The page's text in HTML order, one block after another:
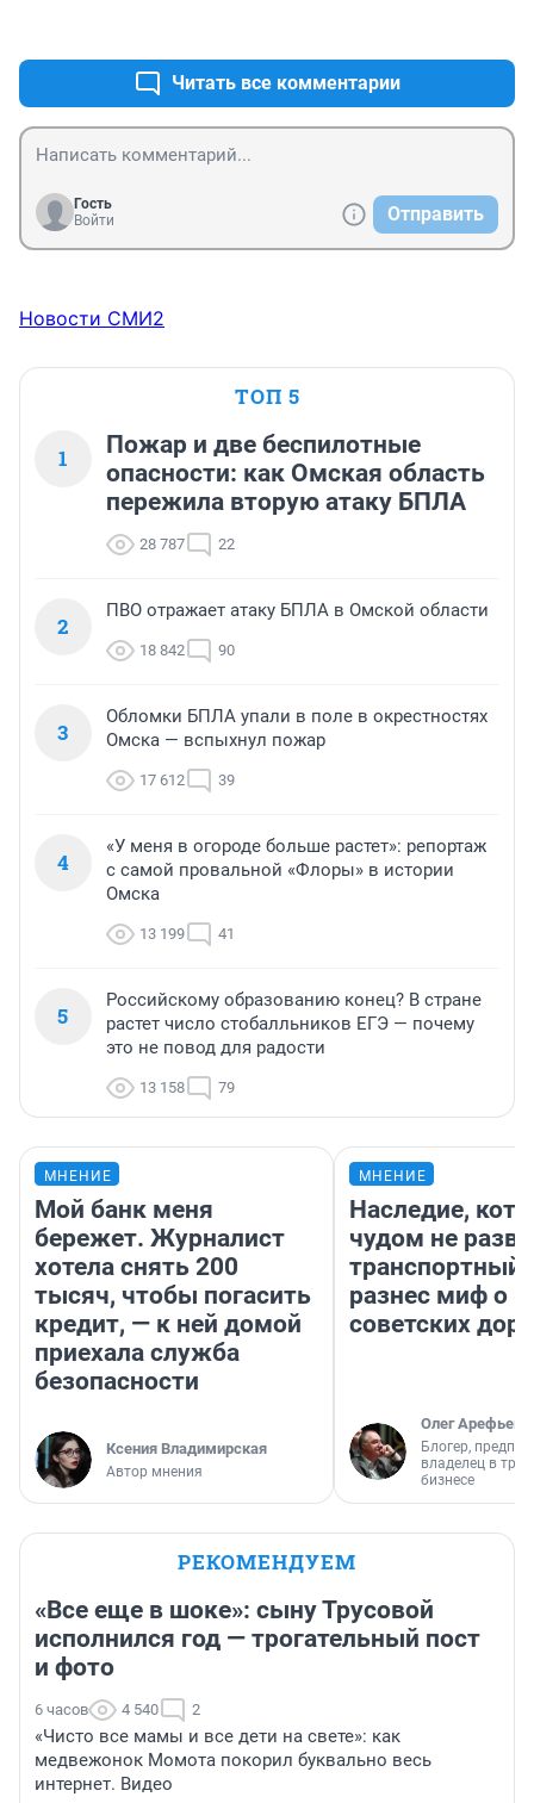
Читать все комментарии
Гость
Войти
Отправить
Новости СМИ2
ТОП 5
1
Пожар и две беспилотные
опасности: как Омская область
пережила вторую атаку БПЛА
28 787 22
2
ПВО отражает атаку БПЛА в Омской области
18 842 90
3
Обломки БПЛА упали в поле в окрестностях
Омска — вспыхнул пожар
17 612 39
4
«У меня в огороде больше растет»: репортаж
с самой провальной «Флоры» в истории
Омска
13 199 41
5
Российскому образованию конец? В стране
растет число стобалльников ЕГЭ — почему
это не повод для радости
13 158 79
МНЕНИЕ
Мой банк меня
бережет. Журналист
хотела снять 200
тысяч, чтобы погасить
кредит, — к ней домой
приехала служба
безопасности
Ксения Владимирская
Автор мнения
МНЕНИЕ
Наследие,
чудом не
транспортный
разнес миф о
советских
Олег Арефьев
Блогер,
владелец в
бизнесе
РЕКОМЕНДУЕМ
«Все еще в шоке»: сыну Трусовой
исполнился год — трогательный пост
и фото
6 часов 4 540 2
«Чисто все мамы и все дети на свете»: как
медвежонок Момота покорил буквально весь
интернет. Видео